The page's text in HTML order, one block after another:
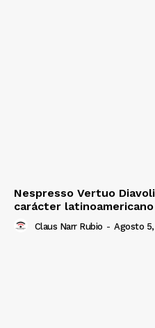
Nespresso Vertuo
carácter latinoamericano
Claus Narr Rubio - Agosto